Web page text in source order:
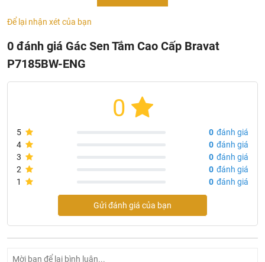
- Mã sản phẩm:P7185BW-ENG
- Chất liệu: hợp kim kẽm
- Có thể điều chỉnh
Để lại nhận xét của bạn
0 đánh giá Gác Sen Tắm Cao Cấp Bravat
P7185BW-ENG
0
5 0 đánh giá
4
0 đánh giá
3
0 đánh giá
2
0 đánh giá
1
0 đánh giá
Gửi đánh giá của bạn